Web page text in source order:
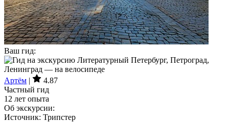
Ваш гид:
Артём |
4.87
Частный гид
12 лет опыта
Об экскурсии:
Источник: Трипстер